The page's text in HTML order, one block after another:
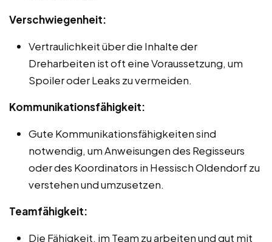
Verschwiegenheit:
Vertraulichkeit über die Inhalte der
Dreharbeiten ist oft eine Voraussetzung, um
Spoiler oder Leaks zu vermeiden.
Kommunikationsfähigkeit:
Gute Kommunikationsfähigkeiten sind
notwendig, um Anweisungen des Regisseurs
oder des Koordinators in Hessisch Oldendorf zu
verstehen und umzusetzen.
Teamfähigkeit:
Die Fähigkeit, im Team zu arbeiten und gut mit